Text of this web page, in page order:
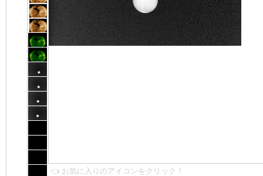
👈 お気に入りのアイコンをクリック！